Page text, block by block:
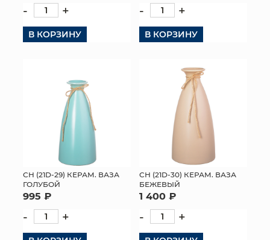
- +
В КОРЗИНУ
- +
В КОРЗИНУ
СН (21D-29) КЕРАМ. ВАЗА
ГОЛУБОЙ
995 ₽
- +
СН (21D-30) КЕРАМ. ВАЗА
БЕЖЕВЫЙ
1 400 ₽
- +